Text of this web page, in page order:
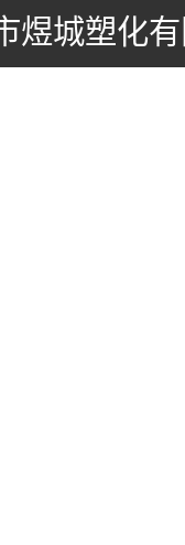
煜城塑化